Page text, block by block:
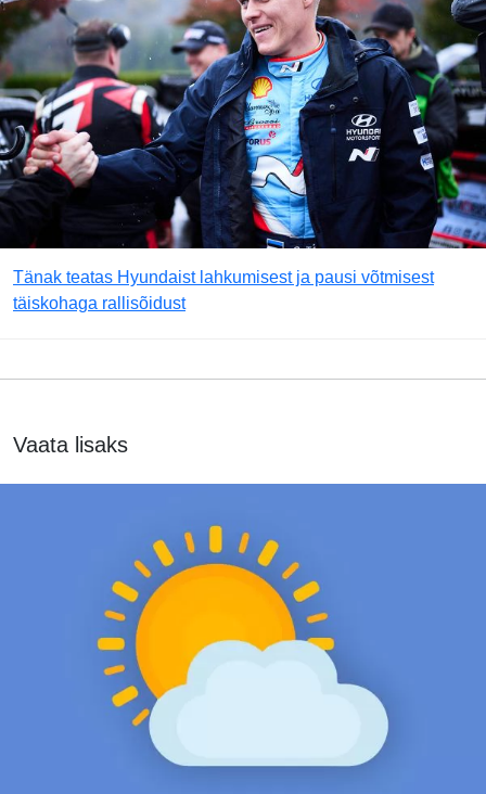
Tänak teatas Hyundaist lahkumisest ja pausi võtmisest
täiskohaga rallisõidust
Vaata lisaks